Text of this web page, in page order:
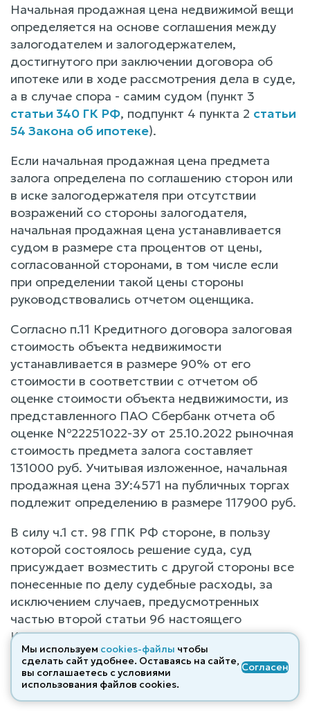
Начальная продажная цена недвижимой вещи
определяется на основе соглашения между
залогодателем и залогодержателем,
достигнутого при заключении договора об
ипотеке или в ходе рассмотрения дела в суде,
а в случае спора - самим судом (пункт 3
статьи 340 ГК РФ, подпункт 4 пункта 2 статьи
54 Закона об ипотеке).
Если начальная продажная цена предмета
залога определена по соглашению сторон или
в иске залогодержателя при отсутствии
возражений со стороны залогодателя,
начальная продажная цена устанавливается
судом в размере ста процентов от цены,
согласованной сторонами, в том числе если
при определении такой цены стороны
руководствовались отчетом оценщика.
Согласно п.11 Кредитного договора залоговая
стоимость объекта недвижимости
устанавливается в размере 90% от его
стоимости в соответствии с отчетом об
оценке стоимости объекта недвижимости, из
представленного ПАО Сбербанк отчета об
оценке №22251022-ЗУ от 25.10.2022 рыночная
стоимость предмета залога составляет
131000 руб. Учитывая изложенное, начальная
продажная цена ЗУ:4571 на публичных торгах
подлежит определению в размере 117900 руб.
В силу ч.1 ст. 98 ГПК РФ стороне, в пользу
которой состоялось решение суда, суд
присуждает возместить с другой стороны все
понесенные по делу судебные расходы, за
исключением случаев, предусмотренных
частью второй статьи 96 настоящего
Кодекса. С учетом удовлетворения иска,
уплаченная истцом пошлина (л.д. 8) в сумме
83426,76 руб., подлежит взысканию с
ответчиков в пользу истца.
Мы используем cookies-файлы чтобы
сделать сайт удобнее. Оставаясь на сайте,
вы соглашаетесь с условиями
использования файлов cооkies.
Согласен